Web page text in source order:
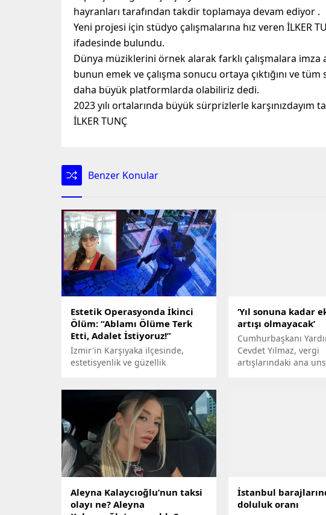
hayranları tarafından takdir toplamaya devam ediyor .
Yeni projesi için stüdyo çalışmalarına hız veren İLKER
ifadesinde bulundu.
Dünya müziklerini örnek alarak farklı çalışmalara imza
bunun emek ve çalışma sonucu ortaya çıktığını ve
daha büyük platformlarda olabiliriz dedi.
2023 yılı ortalarında büyük sürprizlerle karşınızdayım
İLKER TUNÇ
Benzer Konular
Estetik Operasyonda İkinci
Ölüm: “Ablamı Ölüme Terk
Etti, Adalet İstiyoruz!”
İzmir'in Karşıyaka ilçesinde,
estetisyenlik ve güzellik
(59) ölümüne ilişkin 1'i doktor
Ö.Ö.'nün (60) de aralarında
olduğu 6 kişi hakkında, 'Bilinçli
taksirle ölüme neden olma' ve
'Suçluyu kayırma' suçlarından
hapis cezalarına çarptırılmaları
istemiyle dava açıldı.
‘Yıl sonuna kadar
artışı olmayacak’
Cumhurbaşkanı
Cevdet Yılmaz, vergi
artışlarındaki ana
Aleyna Kalaycıoğlu’nun taksi
olayı ne? Aleyna
İstanbul
doluluk oranı